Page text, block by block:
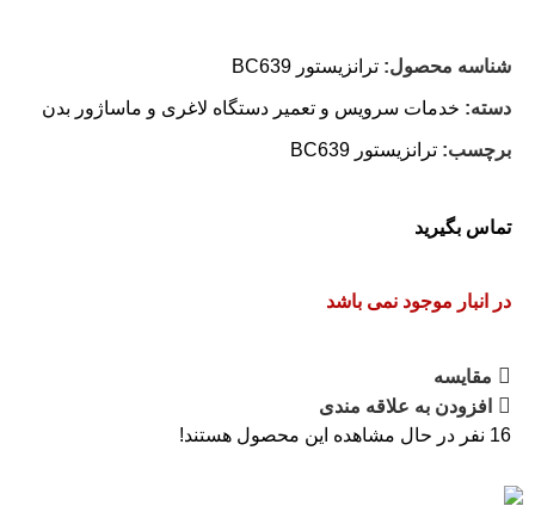
شناسه محصول: ترانزیستور BC639
دسته: خدمات سرویس و تعمیر دستگاه لاغری و ماساژور بدن
برچسب: ترانزیستور BC639
تماس بگیرید
در انبار موجود نمی باشد
مقایسه
افزودن به علاقه مندی
16 نفر در حال مشاهده این محصول هستند!